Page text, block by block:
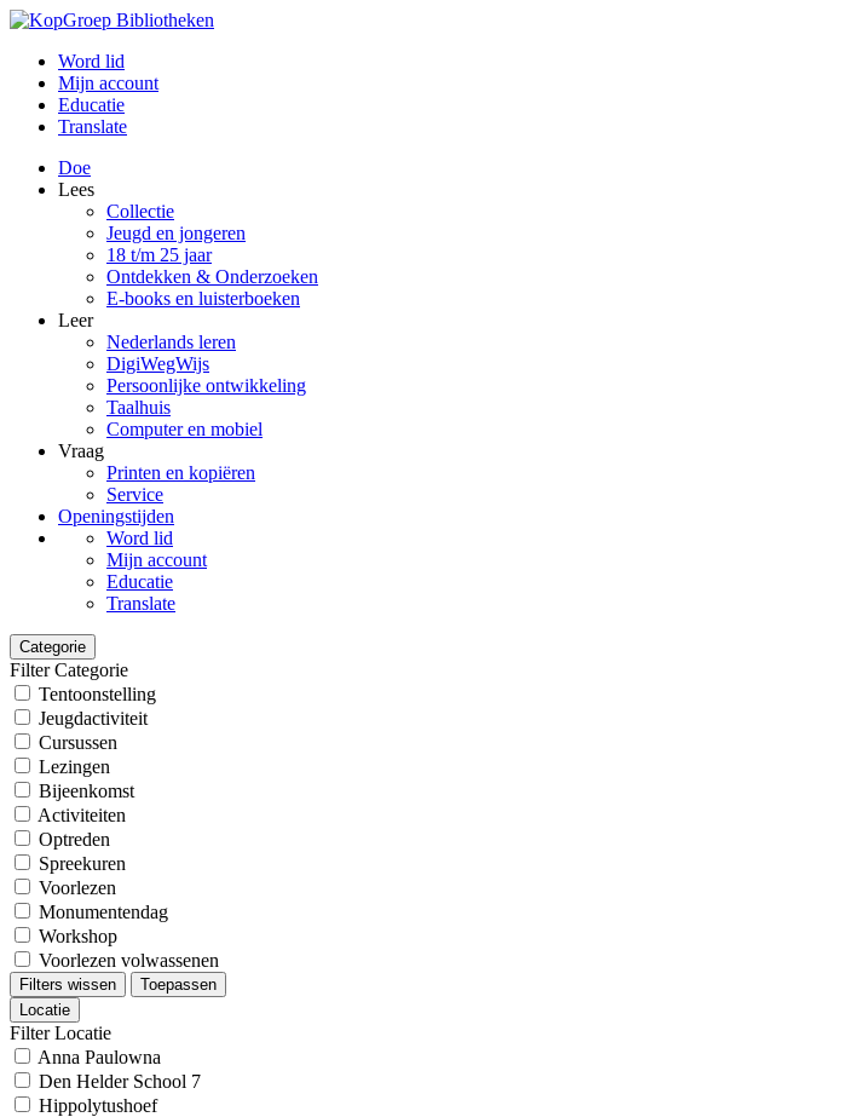
Word lid
Mijn account
Educatie
Translate
Doe
Lees
Collectie
Jeugd en jongeren
18 t/m 25 jaar
Ontdekken & Onderzoeken
E-books en luisterboeken
Leer
Nederlands leren
DigiWegWijs
Persoonlijke ontwikkeling
Taalhuis
Computer en mobiel
Vraag
Printen en kopiëren
Service
Openingstijden
Word lid
Mijn account
Educatie
Translate
Categorie
Filter Categorie
Tentoonstelling
Jeugdactiviteit
Cursussen
Lezingen
Bijeenkomst
Activiteiten
Optreden
Spreekuren
Voorlezen
Monumentendag
Workshop
Voorlezen volwassenen
Filters wissen
Toepassen
Locatie
Filter Locatie
Anna Paulowna
Den Helder School 7
Hippolytushoef